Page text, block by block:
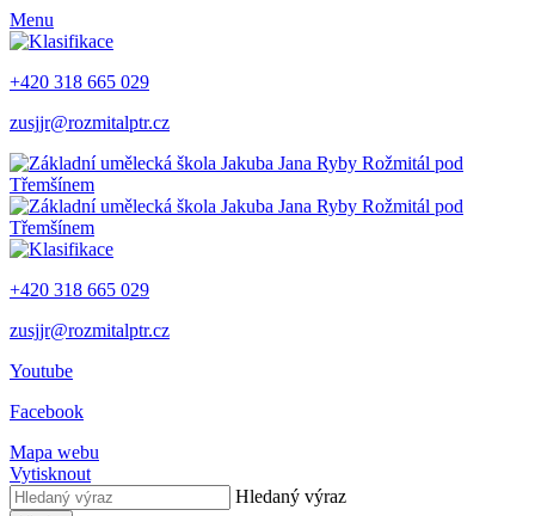
Menu
+420 318 665 029
zusjjr@rozmitalptr.cz
+420 318 665 029
zusjjr@rozmitalptr.cz
Youtube
Facebook
Mapa webu
Vytisknout
Hledaný výraz